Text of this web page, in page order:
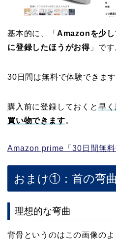
基本的に、「 Amazonを少し
に登録したほうがお得 」です
30日間は無料で体験できます
購入前に登録しておくと 早く
買い物できます。
Amazon prime「30日間無料
おまけ①：首の弯
理想的な弯曲
背骨というのはこの画像のよ